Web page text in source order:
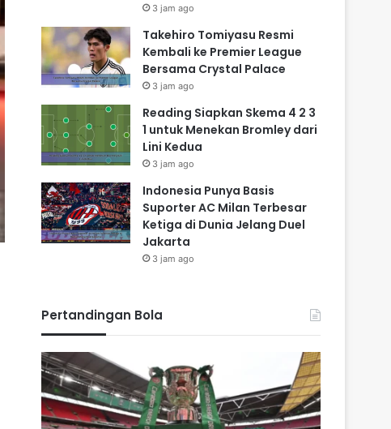
3 jam ago
Takehiro Tomiyasu Resmi
Kembali ke Premier League
Bersama Crystal Palace
3 jam ago
Reading Siapkan Skema 4 2 3
1 untuk Menekan Bromley dari
Lini Kedua
3 jam ago
Indonesia Punya Basis
Suporter AC Milan Terbesar
Ketiga di Dunia Jelang Duel
Jakarta
3 jam ago
Pertandingan Bola